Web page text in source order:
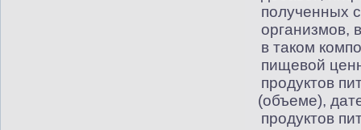
полученных
организмов,
в таком
пищевой
продуктов
(объеме),
продуктов